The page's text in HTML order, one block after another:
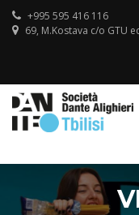
Skip
+995 595 416 116
69, M.Kostava c/o GTU